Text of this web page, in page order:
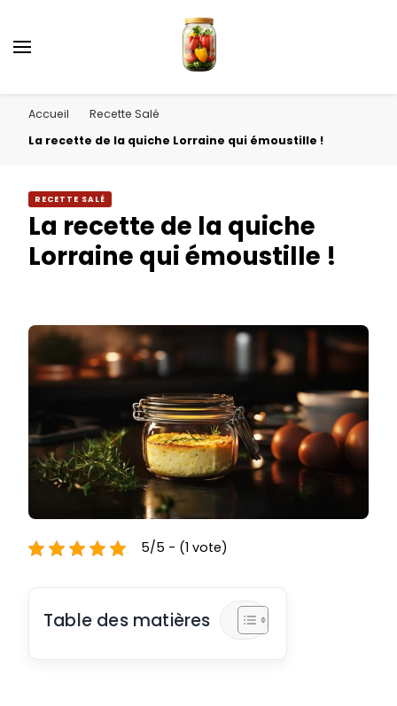
Accueil
Recette Salé
La recette de la quiche Lorraine qui émoustille !
RECETTE SALÉ
La recette de la quiche
Lorraine qui émoustille !
5/5 - (1 vote)
Table des matières